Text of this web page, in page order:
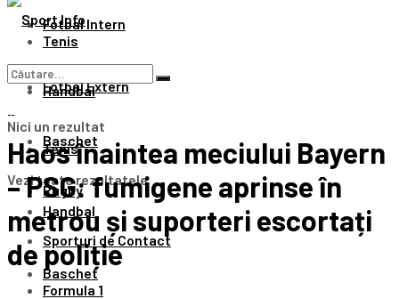
Tenis
Handbal
Baschet
Rugby
Sporturi de Contact
Formula 1
Fotbal Intern
Fotbal Extern
Tenis
Handbal
Baschet
Nici un rezultat
Vezi toate rezultatele
Haos înaintea meciului Bayern
– PSG: fumigene aprinse în
metrou și suporteri escortați
de poliție